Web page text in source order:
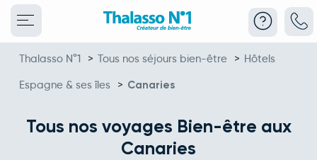
Thalasso N°1 > Tous nos séjours bien-être > Hôtels
Espagne & ses îles > Canaries
Tous nos voyages Bien-être aux
Canaries